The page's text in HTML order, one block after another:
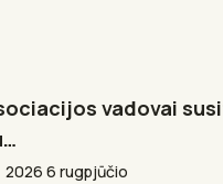
vadovai
2026 6 rugpjūčio